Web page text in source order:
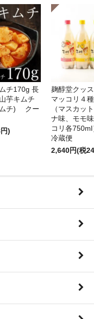
チ170g 長
芋キムチ
ムチ) クー
)
麹醇堂クッ
マッコリ４
（マスカッ
ナ味、モモ
コリ各
冷蔵便
2,640円(税